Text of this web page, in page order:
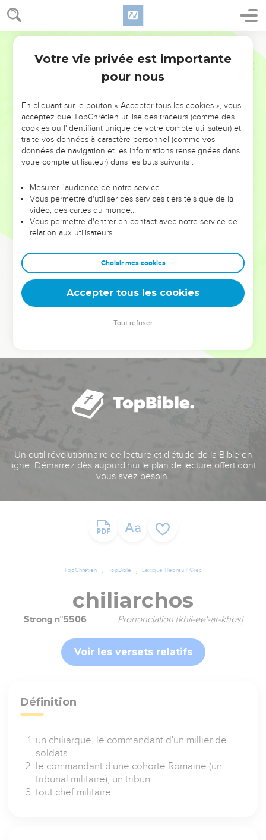
NE MANQUEZ PAS L’ÉVÉNEMENT
DE L’ANNÉE !
ET SI LEURS ERREURS POUVAIENT VOUS ÉVITER LES
VOTRES ?
leur foi ou leur vision. Mais on voit moins les doutes, les erreurs
et les saisons difficiles qu'ils ont traversés, alors même que ce
sont elles qui les ont façonnés.
Dans cette conférence, leaders, entrepreneurs, et responsables
clés pour avancer avec plus de sagesse afin que leurs erreurs
deviennent vos tremplins. Que vous guidiez un ministère, une
équipe, un groupe ou une famille, leur expérience est faite
Un outil révolutionnaire de lecture et d'étude de la Bible en
ligne. Démarrez dès aujourd'hui le plan de lecture offert dont
vous avez besoin.
TopChrétien TopBible Lexique Hébreu / Grec
chiliarchos
Strong n°5506 Prononciation [khil-ee'-ar-khos]
Voir les versets relatifs
Définition
un chiliarque, le commandant d'un millier de
soldats
le commandant d'une cohorte Romaine (un
tribunal militaire), un tribun
tout chef militaire
Votre vie privée est importante
pour nous
En cliquant sur le bouton « Accepter tous les cookies », vous
acceptez que TopChrétien utilise des traceurs (comme des
cookies ou l'identifiant unique de votre compte utilisateur) et
traite vos données à caractère personnel (comme vos
données de navigation et les informations renseignées dans
votre compte utilisateur) dans les buts suivants :
Mesurer l'audience de notre service
Vous permettre d'utiliser des services tiers tels que de la
vidéo, des cartes du monde…
Vous permettre d'entrer en contact avec notre service de
relation aux utilisateurs.
Choisir mes cookies
Accepter tous les cookies
Tout refuser